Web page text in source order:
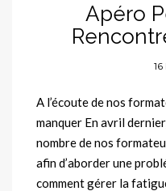
Apéro
A l’écoute de nos
manquer En avril
nombre de nos
afin d’aborder une
comment gérer la